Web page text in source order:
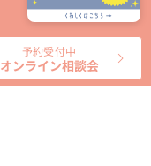
予約受付中
オンライン相談会